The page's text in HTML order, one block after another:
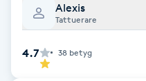
Blowout
Bottenfärg
Alexis
Tattuerare
4.7 38 betyg